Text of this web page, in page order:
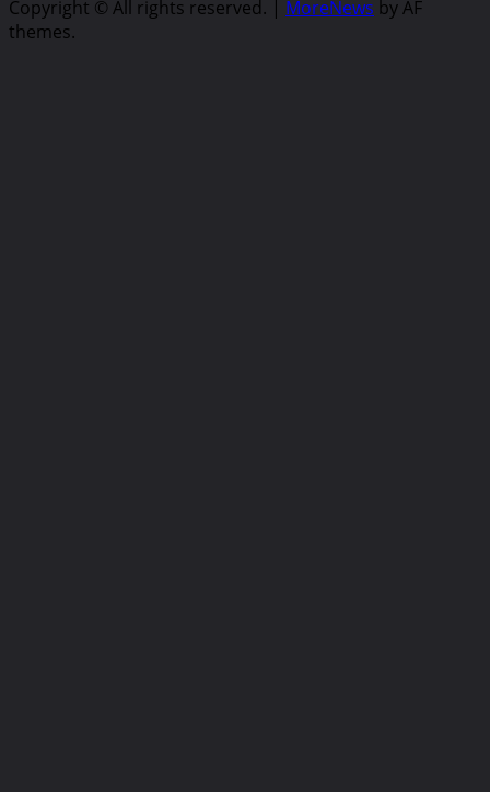
Copyright © All rights reserved. MoreNews by AF
themes.